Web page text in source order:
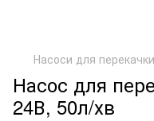
Насоси для
Насос для
24В, 50л/хв